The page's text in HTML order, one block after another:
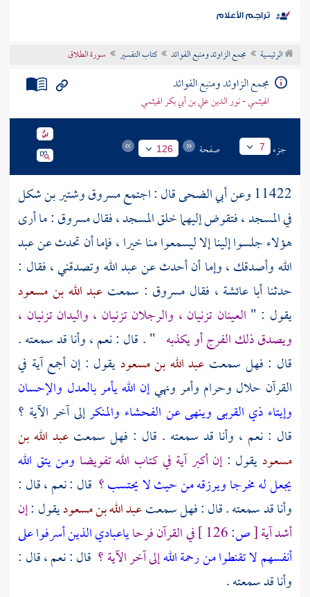
موضوعي
تراجم الأعلام
الرئيسية مجمع الزاوئد ومنبع الفوائد كتاب التفسير سورة الطلاق
مجمع الزاوئد ومنبع الفوائد
الهيثمي - نور الدين علي بن أبي بكر الهيثمي
جزء 7 صفحة 126
11422 وعن أبي الضحىقال : اجتمعمسروقوشتير بن شكل
في المسجد ، فتقوض إليهما خلق المسجد ، فقالمسروق: ما أرى
هؤلاء جلسوا إلينا إلا ليسمعوا منا خيرا ، فإما أن تحدث عنعبد
اللهوأصدقك ، وإما أن أحدث عنعبد اللهوتصدقني ، فقال :
حدثنا أبا عائشة ، فقال مسروق : سمعت عبد الله بن مسعود
يقول : " العينان تزنيان ، والرجلان تزنيان ، واليدان تزنيان ،
ويصدق ذلك الفرج أو يكذبه " . قال : نعم ، وأنا قد سمعته .
قال : فهل سمعت عبد الله بن مسعوديقول : إن أجمع آية في
القرآن حلال وحرام وأمر ونهيإن الله يأمر بالعدل والإحسان
وإيتاء ذي القربى وينهى عن الفحشاء والمنكرإلى آخر الآية ؟
قال : نعم ، وأنا قد سمعته . قال : فهل سمعت عبد الله بن
مسعوديقول :إن أكبر آية في كتاب الله تفويضا ومن يتق الله
يجعل له مخرجا ويرزقه من حيث لا يحتسب؟ قال : نعم ، قال :
وأنا قد سمعته . قال : فهل سمعتعبد الله بن مسعوديقول :إن
أشد آية[ص: في القرآن فرحاياعبادي الذين أسرفوا على
أنفسهم لا تقنطوا من رحمة اللهإلى آخر الآية ؟ قال : نعم ، قال :
وأنا قد سمعته .